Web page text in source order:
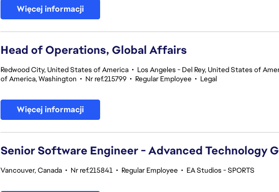
Więcej informacji
Head of Operations, Global Affairs
Redwood City, United States of America • Los Angeles - Del Rey, United States of
of America, Washington • Nr ref.215799 • Regular Employee • Legal
Więcej informacji
Senior Software Engineer - Advanced Technology
Vancouver, Canada • Nr ref.215841 • Regular Employee • EA Studios - SPORTS